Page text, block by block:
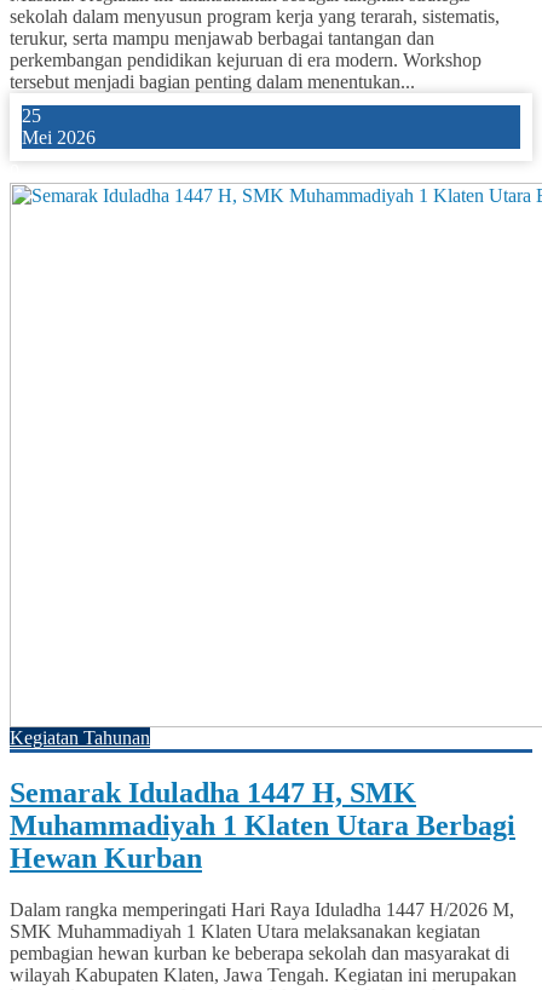
sekolah dalam menyusun program kerja yang terarah, sistematis,
terukur, serta mampu menjawab berbagai tantangan dan
perkembangan pendidikan kejuruan di era modern. Workshop
tersebut menjadi bagian penting dalam menentukan...
25
Mei 2026
Kegiatan Tahunan
Semarak Iduladha 1447 H, SMK
Muhammadiyah 1 Klaten Utara Berbagi
Hewan Kurban
Dalam rangka memperingati Hari Raya Iduladha 1447 H/2026 M,
SMK Muhammadiyah 1 Klaten Utara melaksanakan kegiatan
pembagian hewan kurban ke beberapa sekolah dan masyarakat di
wilayah Kabupaten Klaten, Jawa Tengah. Kegiatan ini merupakan